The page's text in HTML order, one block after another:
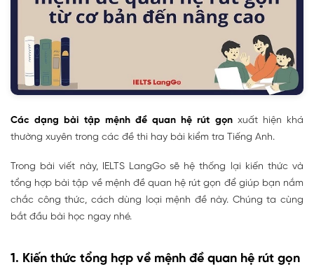
Các dạng bài tập mệnh đề quan hệ rút gọnxuất hiện khá
thường xuyên trong các đề thi hay bài kiểm tra Tiếng Anh.
Trong bài viết này, IELTS LangGo sẽ hệ thống lại kiến thức và
tổng hợp bài tập về mệnh đề quan hệ rút gọn để giúp bạn nắm
chắc công thức, cách dùng loại mệnh đề này. Chúng ta cùng
bắt đầu bài học ngay nhé.
1. Kiến thức tổng hợp về mệnh đề quan hệ rút gọn